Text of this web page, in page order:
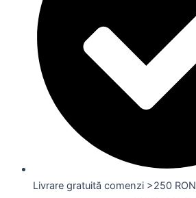
Livrare gratuită comenzi >250 RON